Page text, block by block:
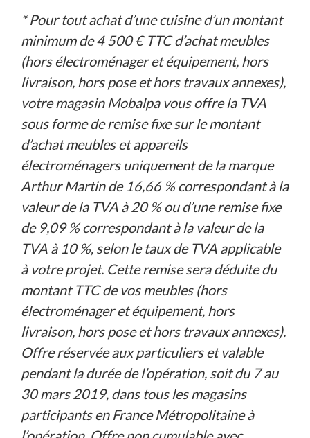
* Pour tout achat d’une cuisine d’un montant
minimum de 4 500 € TTC d’achat meubles
(hors électroménager et équipement, hors
livraison, hors pose et hors travaux annexes),
votre magasin Mobalpa vous offre la TVA
sous forme de remise fixe sur le montant
d’achat meubles et appareils
électroménagers uniquement de la marque
Arthur Martin de 16,66 % correspondant à la
valeur de la TVA à 20 % ou d’une remise fixe
de 9,09 % correspondant à la valeur de la
TVA à 10 %, selon le taux de TVA applicable
à votre projet. Cette remise sera déduite du
montant TTC de vos meubles (hors
électroménager et équipement, hors
livraison, hors pose et hors travaux annexes).
Offre réservée aux particuliers et valable
pendant la durée de l’opération, soit du 7 au
30 mars 2019, dans tous les magasins
participants en France Métropolitaine à